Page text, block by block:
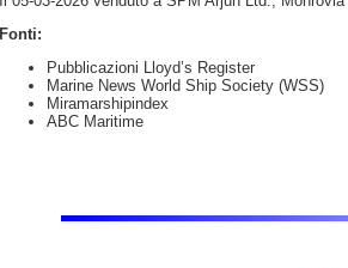
Fonti:
Pubblicazioni Lloyd’s Register
Marine News World Ship Society (WSS)
Miramarshipindex
ABC Maritime